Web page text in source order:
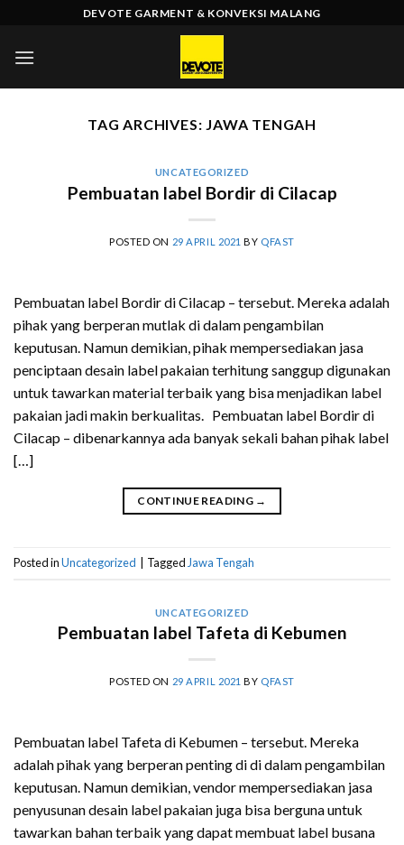
content
DEVOTE GARMENT & KONVEKSI MALANG
TAG ARCHIVES: JAWA TENGAH
UNCATEGORIZED
Pembuatan label Bordir di Cilacap
POSTED ON 29 APRIL 2021 BY QFAST
Pembuatan label Bordir di Cilacap – tersebut. Mereka adalah
pihak yang berperan mutlak di dalam pengambilan
keputusan. Namun demikian, pihak mempersediakan jasa
penciptaan desain label pakaian terhitung sanggup digunakan
untuk tawarkan material terbaik yang bisa menjadikan label
pakaian jadi makin berkualitas. Pembuatan label Bordir di
Cilacap – dibenarkannya ada banyak sekali bahan pihak label
[…]
CONTINUE READING →
Posted inUncategorized Tagged Jawa Tengah
UNCATEGORIZED
Pembuatan label Tafeta di Kebumen
POSTED ON 29 APRIL 2021 BY QFAST
Pembuatan label Tafeta di Kebumen – tersebut. Mereka
adalah pihak yang berperan penting di di dalam pengambilan
keputusan. Namun demikian, vendor mempersediakan jasa
penyusunan desain label pakaian juga bisa berguna untuk
tawarkan bahan terbaik yang dapat membuat label busana